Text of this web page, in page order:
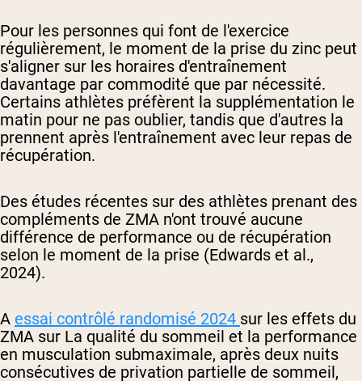
Pour les personnes qui font de l'exercice
régulièrement, le moment de la prise du zinc peut
s'aligner sur les horaires d'entraînement
davantage par commodité que par nécessité.
Certains athlètes préfèrent la supplémentation le
matin pour ne pas oublier, tandis que d'autres la
prennent après l'entraînement avec leur repas de
récupération.
Des études récentes sur des athlètes prenant des
compléments de ZMA n'ont trouvé aucune
différence de performance ou de récupération
selon le moment de la prise (Edwards et al.,
2024).
A essai contrôlé randomisé 2024 sur les effets du
ZMA sur La qualité du sommeil et la performance
en musculation submaximale, après deux nuits
consécutives de privation partielle de sommeil,